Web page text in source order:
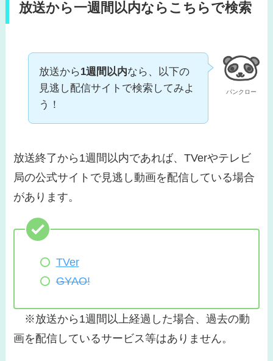
放送から一週間以内ならこちらで検索
パンクロー
放送から1週間以内なら、以下の
見逃し配信サイトで検索してみよ
う！
放送終了から1週間以内であれば、TVerやテレビ
局の公式サイトで見逃し動画を配信している場合
があります。
TVer
GYAO!
※放送から1週間以上経過した場合、過去の動
画を配信しているサービス等はありません。